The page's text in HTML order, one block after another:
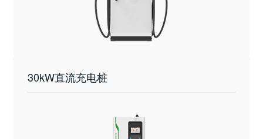
30kW直流充电桩